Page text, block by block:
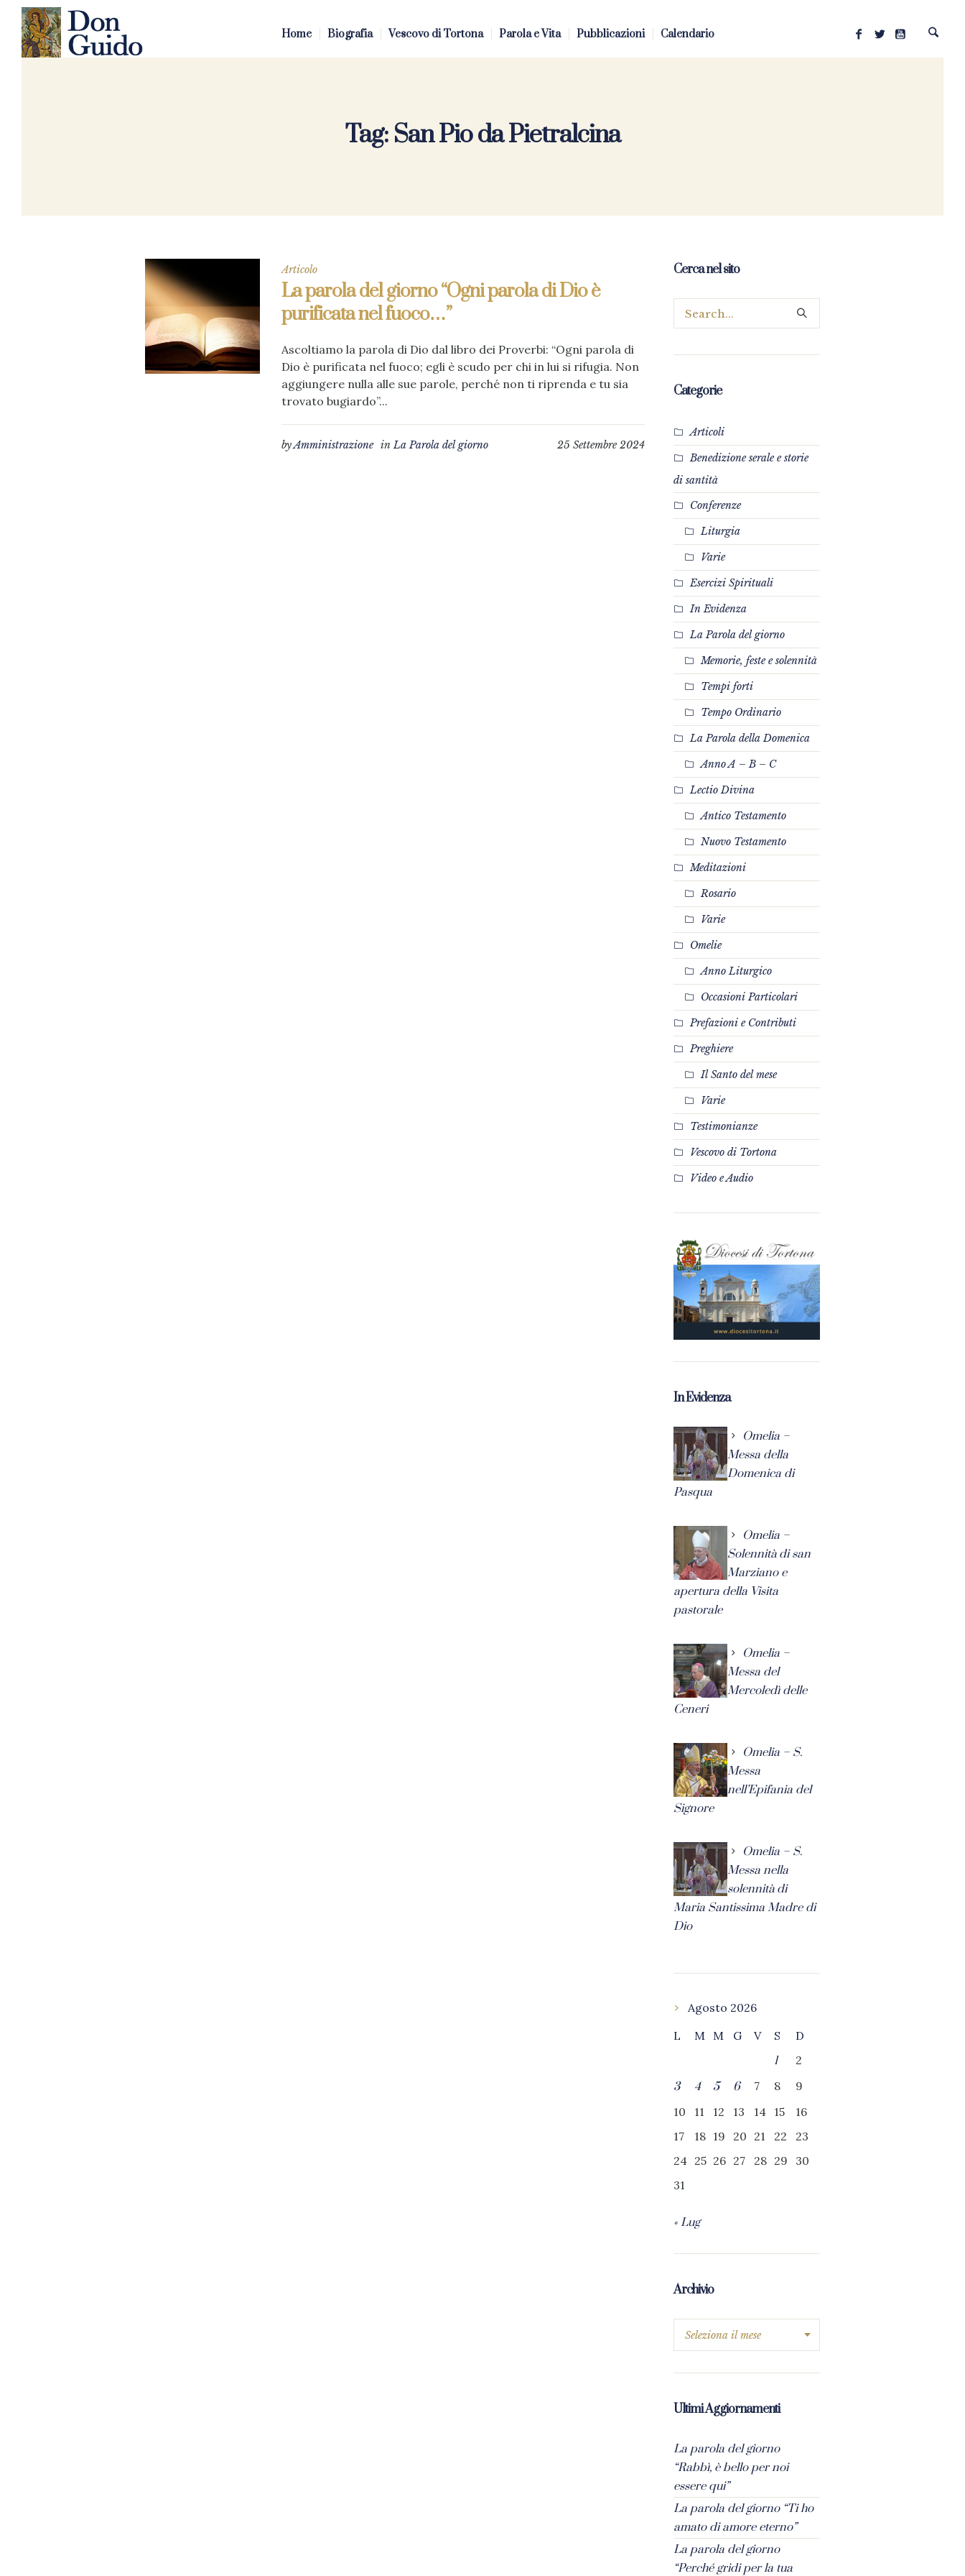
Home Biografia Vescovo di Tortona Parola e Vita Pubblicazioni Calendario
Tag: San Pio da Pietralcina
Articolo
La parola del giorno “Ogni parola di Dio è
purificata nel fuoco…”
Ascoltiamo la parola di Dio dal libro dei Proverbi: “Ogni parola di
Dio è purificata nel fuoco; egli è scudo per chi in lui si rifugia. Non
aggiungere nulla alle sue parole, perché non ti riprenda e tu sia
trovato bugiardo”...
25 Settembre 2024
byAmministrazione inLa Parola del giorno
Cerca nel sito
Categorie
Articoli
Benedizione serale e storie
di santità
Conferenze
Liturgia
Varie
Esercizi Spirituali
In Evidenza
La Parola del giorno
Memorie, feste e solennità
Tempi forti
Tempo Ordinario
La Parola della Domenica
Anno A – B – C
Lectio Divina
Antico Testamento
Nuovo Testamento
Meditazioni
Rosario
Varie
Omelie
Anno Liturgico
Occasioni Particolari
Prefazioni e Contributi
Preghiere
Il Santo del mese
Varie
Testimonianze
Vescovo di Tortona
Video e Audio
In Evidenza
Omelia –
Messa della
Domenica di
Pasqua
Omelia –
Solennità di san
Marziano e
apertura della Visita
pastorale
Omelia –
Messa del
Mercoledì delle
Ceneri
Omelia – S.
Messa
nell’Epifania del
Signore
Omelia – S.
Messa nella
solennità di
Maria Santissima Madre di
Dio
Agosto 2026
L
M M G V S
D
1
2
3
4 5 6 7 8
9
10
11 12 13 14 15
16
17
18 19 20 21 22
23
24 25 26 27 28 29
30
31
« Lug
Archivio
Ultimi Aggiornamenti
La parola del giorno
“Rabbì, è bello per noi
essere qui”
La parola del giorno “Ti ho
amato di amore eterno”
La parola del giorno
“Perché gridi per la tua